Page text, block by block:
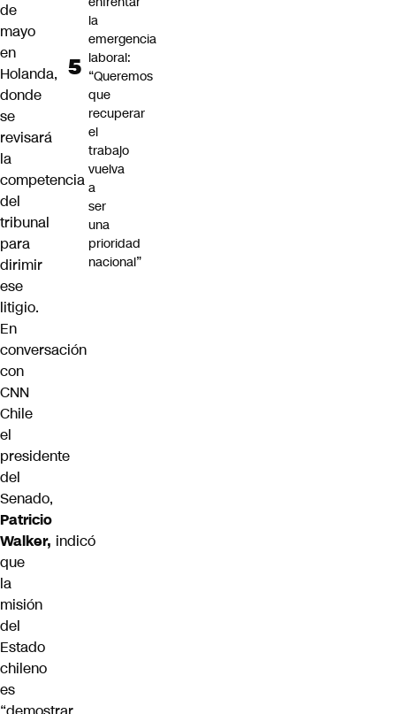
de
mayo
en
Holanda,
donde
se
revisará
la
competencia
del
tribunal
para
dirimir
ese
litigio.
En
conversación
con
CNN
Chile
el
presidente
del
Senado,
Patricio
Walker, indicó
que
la
misión
del
Estado
chileno
es
la
emergencia
laboral:
“Queremos
que
recuperar
el
trabajo
vuelva
a
ser
una
prioridad
nacional”